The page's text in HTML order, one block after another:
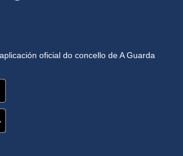
oficial do concello de A Guarda